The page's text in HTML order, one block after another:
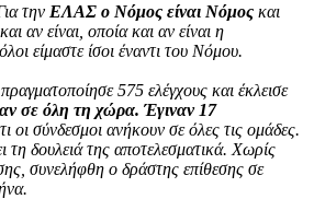
την ΕΛΑΣ ο Νόμος είναι Νόμος και
αν είναι, οποία και αν είναι η
είμαστε ίσοι έναντι του Νόμου.
575 ελέγχους και έκλεισε
σε όλη τη χώρα. Έγιναν 17
οι σύνδεσμοι ανήκουν σε όλες τις ομάδες.
τη δουλειά της αποτελεσματικά. Χωρίς
συνελήφθη ο δράστης επίθεσης σε